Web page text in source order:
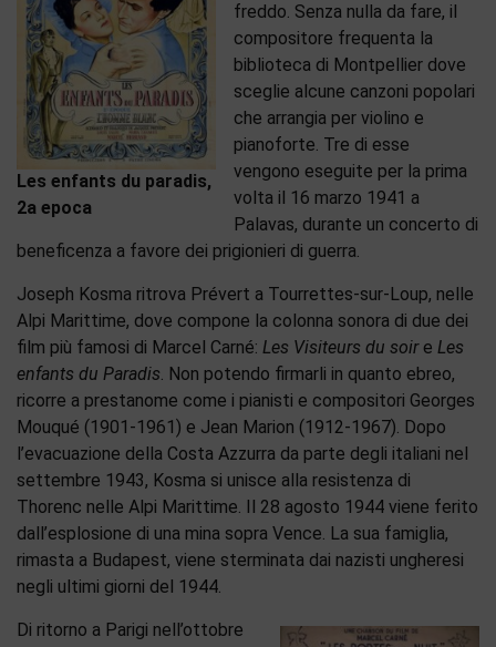
Les enfants du paradis,
2a epoca
freddo. Senza nulla da fare, il
compositore frequenta la
biblioteca di Montpellier dove
sceglie alcune canzoni popolari
che arrangia per violino e
pianoforte. Tre di esse
vengono eseguite per la prima
volta il 16 marzo 1941 a
Palavas, durante un concerto di
beneficenza a favore dei prigionieri di guerra.
Joseph Kosma ritrova Prévert a Tourrettes-sur-Loup, nelle
Alpi Marittime, dove compone la colonna sonora di due dei
film più famosi di Marcel Carné: Les Visiteurs du soire Les
enfants du Paradis. Non potendo firmarli in quanto ebreo,
ricorre a prestanome come i pianisti e compositori Georges
Mouqué (1901-1961) e Jean Marion (1912-1967). Dopo
l’evacuazione della Costa Azzurra da parte degli italiani nel
settembre 1943, Kosma si unisce alla resistenza di
Thorenc nelle Alpi Marittime. Il 28 agosto 1944 viene ferito
dall’esplosione di una mina sopra Vence. La sua famiglia,
rimasta a Budapest, viene sterminata dai nazisti ungheresi
negli ultimi giorni del 1944.
Di ritorno a Parigi nell’ottobre